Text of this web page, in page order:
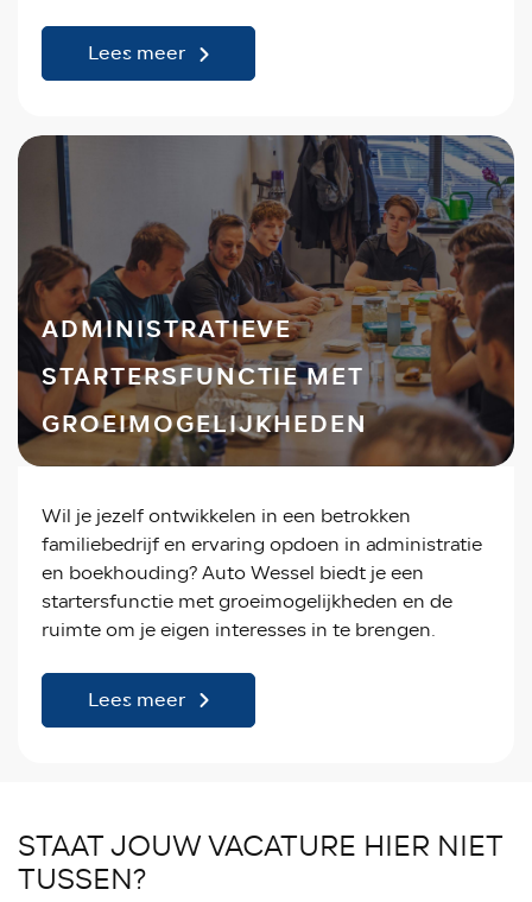
Lees meer
ADMINISTRATIEVE
STARTERSFUNCTIE MET
GROEIMOGELIJKHEDEN
Wil je jezelf ontwikkelen in een betrokken
familiebedrijf en ervaring opdoen in administratie
en boekhouding? Auto Wessel biedt je een
startersfunctie met groeimogelijkheden en de
ruimte om je eigen interesses in te brengen.
Lees meer
STAAT JOUW VACATURE HIER NIET
TUSSEN?